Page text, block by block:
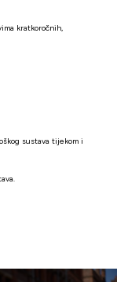
kratkoročnih,
sustava tijekom i